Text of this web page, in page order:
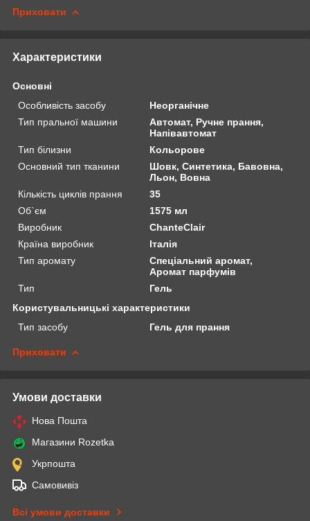
Приховати
Характеристики
Основні
Особливість засобу
Неорганічне
Тип пральної машини
Автомат, Ручне прання,
Напівавтомат
Тип білизни
Кольорове
Основний тип тканини
Шовк, Синтетика, Бавовна,
Льон, Вовна
Кількість циклів прання
35
Об`єм
1575 мл
Виробник
ChanteClair
Країна виробник
Італія
Тип аромату
Спеціальний аромат,
Аромат парфумів
Тип
Гель
Користувальницькі характеристики
Тип засобу
Гель для прання
Приховати
Умови доставки
Нова Пошта
Магазини Rozetka
Укрпошта
Самовивіз
Всі умови доставки